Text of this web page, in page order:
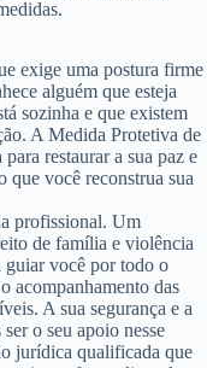
exige uma postura firme
alguém que esteja
sozinha e que existem
A Medida Protetiva de
restaurar a sua paz e
que você reconstrua sua
profissional. Um
de família e violência
guiar você por todo o
acompanhamento das
A sua segurança e a
o seu apoio nesse
jurídica qualificada que